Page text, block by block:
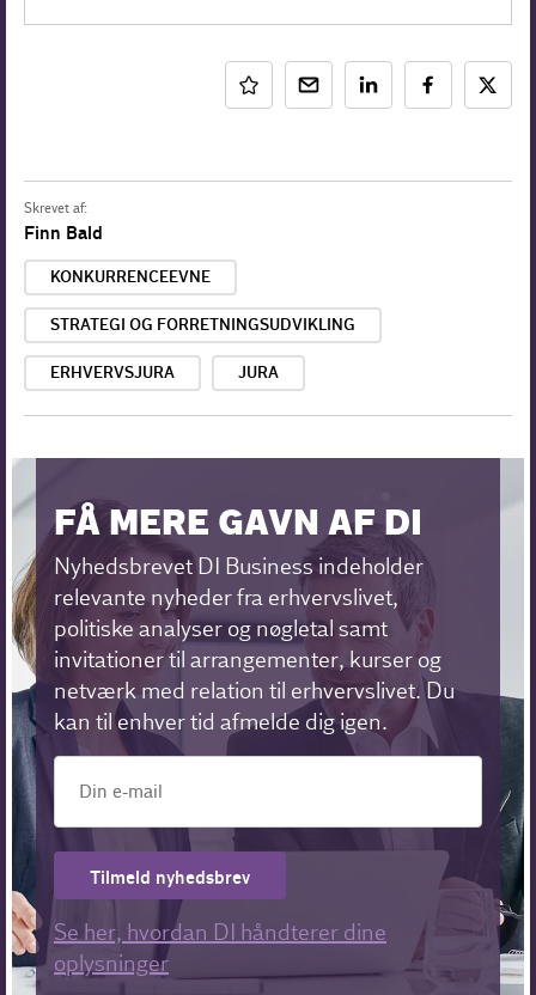
Skrevet af:
Finn Bald
KONKURRENCEEVNE
STRATEGI OG FORRETNINGSUDVIKLING
ERHVERVSJURA JURA
FÅ MERE GAVN AF DI
Nyhedsbrevet DI Business indeholder
relevante nyheder fra erhvervslivet,
politiske analyser og nøgletal samt
invitationer til arrangementer, kurser og
netværk med relation til erhvervslivet. Du
kan til enhver tid afmelde dig igen.
Tilmeld nyhedsbrev
Se her, hvordan DI håndterer dine
oplysninger